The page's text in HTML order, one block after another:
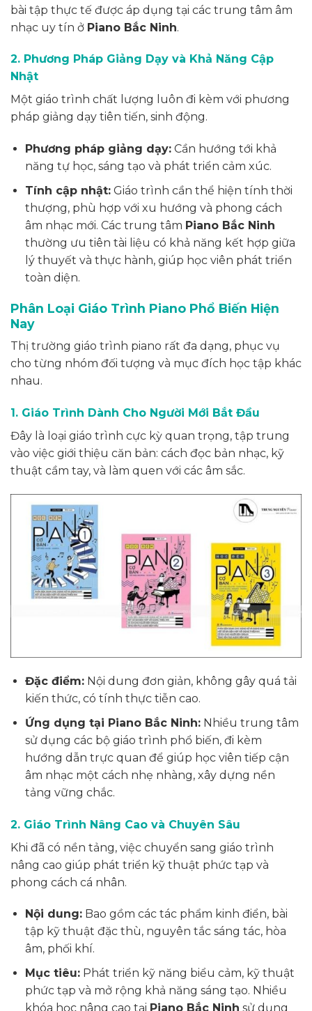
bài tập thực tế được áp dụng tại các trung tâm âm
nhạc uy tín ở Piano Bắc Ninh.
2. Phương Pháp Giảng Dạy và Khả Năng Cập
Nhật
Một giáo trình chất lượng luôn đi kèm với phương
pháp giảng dạy tiên tiến, sinh động.
Phương pháp giảng dạy:Cần hướng tới khả
năng tự học, sáng tạo và phát triển cảm xúc.
Tính cập nhật:Giáo trình cần thể hiện tính thời
thượng, phù hợp với xu hướng và phong cách
âm nhạc mới. Các trung tâm Piano Bắc Ninh
thường ưu tiên tài liệu có khả năng kết hợp giữa
lý thuyết và thực hành, giúp học viên phát triển
toàn diện.
Phân Loại Giáo Trình Piano Phổ Biến Hiện
Nay
Thị trường giáo trình piano rất đa dạng, phục vụ
cho từng nhóm đối tượng và mục đích học tập khác
nhau.
1. Giáo Trình Dành Cho Người Mới Bắt Đầu
Đây là loại giáo trình cực kỳ quan trọng, tập trung
vào việc giới thiệu căn bản: cách đọc bản nhạc, kỹ
thuật cầm tay, và làm quen với các âm sắc.
Đặc điểm:Nội dung đơn giản, không gây quá tải
kiến thức, có tính thực tiễn cao.
Ứng dụng tại Piano Bắc Ninh:Nhiều trung tâm
sử dụng các bộ giáo trình phổ biến, đi kèm
hướng dẫn trực quan để giúp học viên tiếp cận
âm nhạc một cách nhẹ nhàng, xây dựng nền
tảng vững chắc.
2. Giáo Trình Nâng Cao và Chuyên Sâu
Khi đã có nền tảng, việc chuyển sang giáo trình
nâng cao giúp phát triển kỹ thuật phức tạp và
phong cách cá nhân.
Nội dung:Bao gồm các tác phẩm kinh điển, bài
tập kỹ thuật đặc thù, nguyên tắc sáng tác, hòa
âm, phối khí.
Mục tiêu:Phát triển kỹ năng biểu cảm, kỹ thuật
phức tạp và mở rộng khả năng sáng tạo. Nhiều
khóa học nâng cao tại Piano Bắc Ninh sử dụng